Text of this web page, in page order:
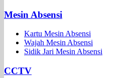
Mesin Absensi
Kartu Mesin Absensi
Wajah Mesin Absensi
Sidik Jari Mesin Absensi
CCTV